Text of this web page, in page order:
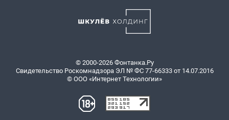
© 2000-2026 Фонтанка.Ру
Свидетельство Роскомнадзора ЭЛ № ФС 77-66333 от 14.07.2016
© ООО «Интернет Технологии»